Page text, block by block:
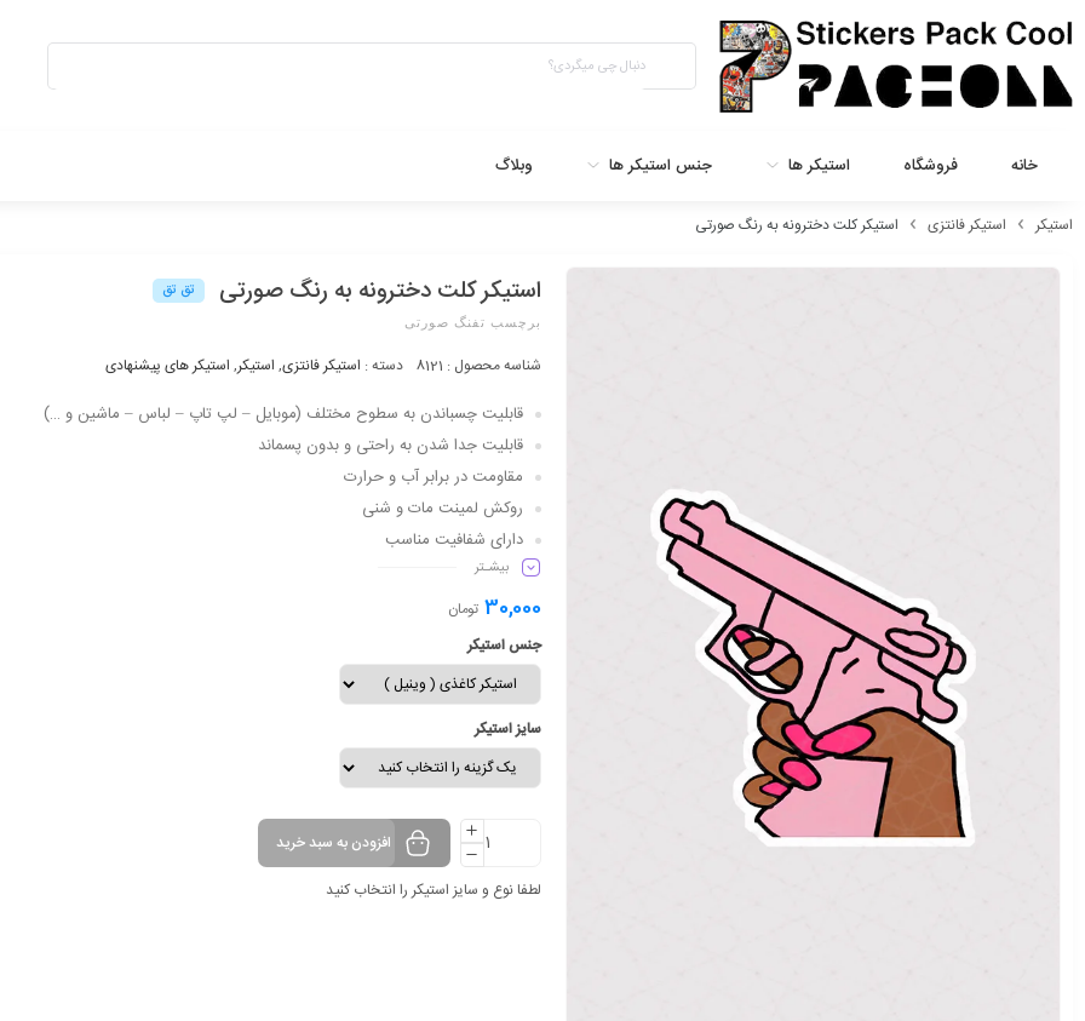
خانه فروشگاه استیکر ها جنس استیکر ها وبلاگ
استیکر استیکر فانتزی استیکر کلت دخترونه به رنگ صورتی
استیکر کلت دخترونه به رنگ صورتی تق تق
برچسب تفنگ صورتی
شناسه محصول : 8121 دسته : استیکر فانتزی, استیکر, استیکر های پیشنهادی
قابلیت چسباندن به سطوح مختلف (موبایل – لپ تاپ – لباس – ماشین و …)
قابلیت جدا شدن به راحتی و بدون پسماند
مقاومت در برابر آب و حرارت
روکش لمینت مات و شنی
دارای شفافیت مناسب
ماندگاری طولانی مدت
بیشـتر
30,000 تومان
جنس استیکر
سایز استیکر
افزودن به سبد خرید
لطفا نوع و سایز استیکر را انتخاب کنید